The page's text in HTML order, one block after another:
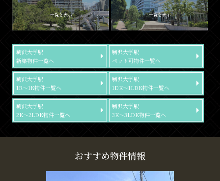
一覧を表示 一覧を表示
駒沢大学駅
新築物件一覧へ
駒沢大学駅
ペット可物件一覧へ
駒沢大学駅
1R～1K物件一覧へ
駒沢大学駅
1DK～1LDK物件一覧へ
駒沢大学駅
2K～2LDK物件一覧へ
駒沢大学駅
3K～3LDK物件一覧へ
おすすめ物件情報